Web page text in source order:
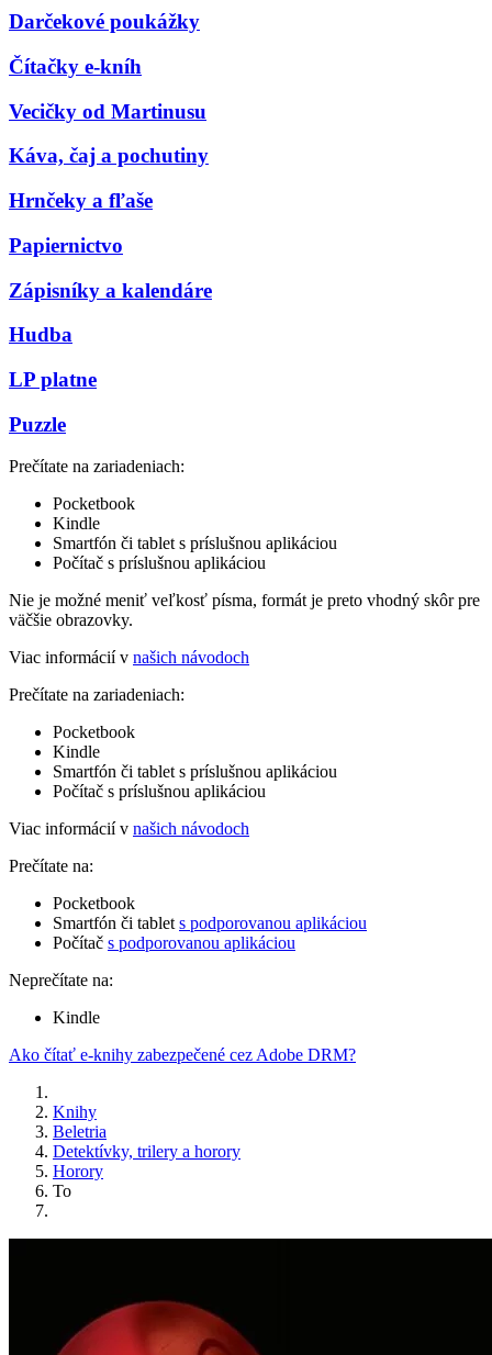
Darčekové poukážky
Čítačky e-kníh
Vecičky od Martinusu
Káva, čaj a pochutiny
Hrnčeky a fľaše
Papiernictvo
Zápisníky a kalendáre
Hudba
LP platne
Puzzle
Prečítate na zariadeniach:
Pocketbook
Kindle
Smartfón či tablet s príslušnou aplikáciou
Počítač s príslušnou aplikáciou
Nie je možné meniť veľkosť písma, formát je preto vhodný skôr pre
väčšie obrazovky.
Viac informácií v našich návodoch
Prečítate na zariadeniach:
Pocketbook
Kindle
Smartfón či tablet s príslušnou aplikáciou
Počítač s príslušnou aplikáciou
Viac informácií v našich návodoch
Prečítate na:
Pocketbook
Smartfón či tablet s podporovanou aplikáciou
Počítač s podporovanou aplikáciou
Neprečítate na:
Kindle
Ako čítať e-knihy zabezpečené cez Adobe DRM?
Knihy
Beletria
Detektívky, trilery a horory
Horory
To